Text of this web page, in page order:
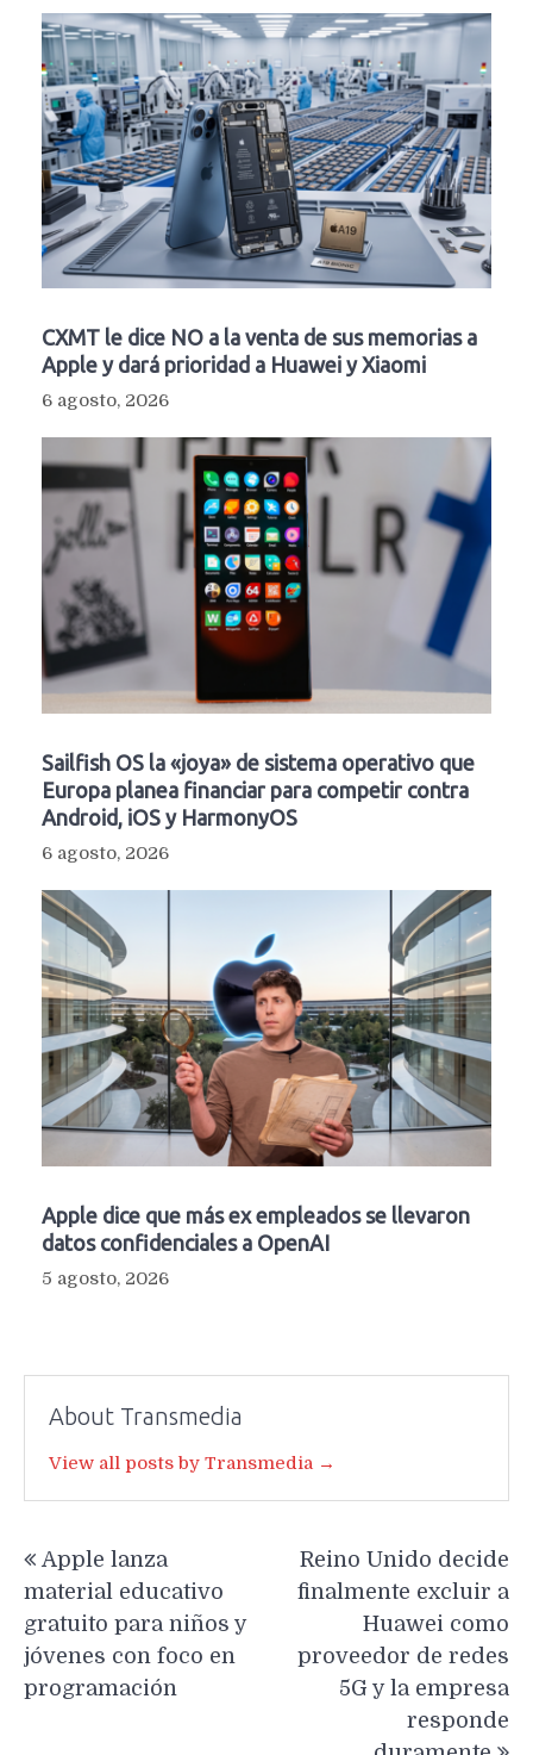
CXMT le dice NO a la venta de sus memorias a
Apple y dará prioridad a Huawei y Xiaomi
6 agosto, 2026
Sailfish OS la «joya» de sistema operativo que
Europa planea financiar para competir contra
Android, iOS y HarmonyOS
6 agosto, 2026
Apple dice que más ex empleados se llevaron
datos confidenciales a OpenAI
5 agosto, 2026
About Transmedia
View all posts by Transmedia →
de
entradas
Apple lanza
material educativo
gratuito para niños y
jóvenes con foco en
programación
Reino Unido decide
finalmente excluir a
Huawei como
proveedor de redes
5G y la empresa
responde